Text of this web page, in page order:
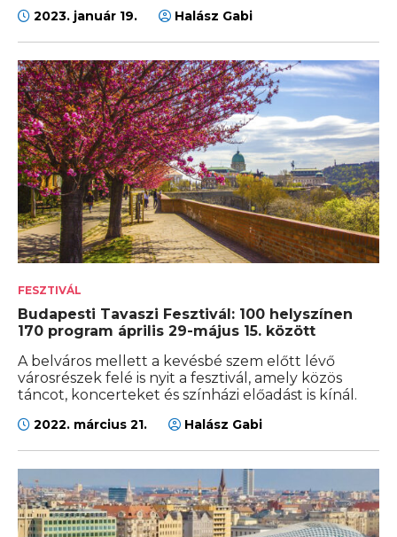
2023. január 19. Halász Gabi
FESZTIVÁL
Budapesti Tavaszi Fesztivál: 100 helyszínen
170 program április 29-május 15. között
A belváros mellett a kevésbé szem előtt lévő
városrészek felé is nyit a fesztivál, amely közös
táncot, koncerteket és színházi előadást is kínál.
2022. március 21. Halász Gabi